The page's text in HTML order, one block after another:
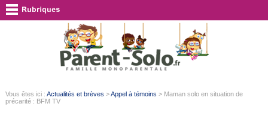
Vous êtes ici : Actualités et brèves >Appel à témoins > Maman solo en situation de
précarité : BFM TV